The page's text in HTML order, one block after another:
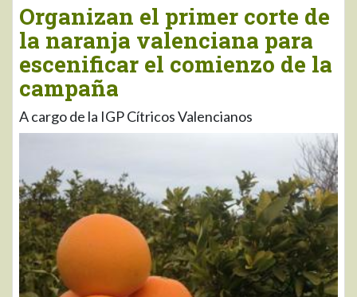
Organizan el primer corte de
la naranja valenciana para
escenificar el comienzo de la
campaña
A cargo de la IGP Cítricos Valencianos